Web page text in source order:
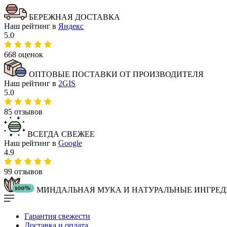
БЕРЕЖНАЯ ДОСТАВКА
Наш рейтинг в Яндекс
5.0
668 оценок
ОПТОВЫЕ ПОСТАВКИ ОТ ПРОИЗВОДИТЕЛЯ
Наш рейтинг в 2GIS
5.0
85 отзывов
ВСЕГДА СВЕЖЕЕ
Наш рейтинг в Google
4.9
99 отзывов
МИНДАЛЬНАЯ МУКА И НАТУРАЛЬНЫЕ
Гарантия свежести
Доставка и оплата